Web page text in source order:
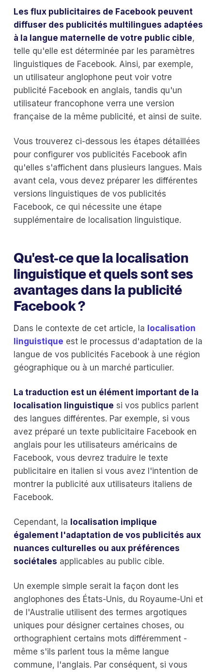
Les flux publicitaires de Facebook peuvent
diffuser des publicités multilingues adaptées
à la langue maternelle de votre public cible,
telle qu'elle est déterminée par les paramètres
linguistiques de Facebook. Ainsi, par exemple,
un utilisateur anglophone peut voir votre
publicité Facebook en anglais, tandis qu'un
utilisateur francophone verra une version
française de la même publicité, et ainsi de suite.
Vous trouverez ci-dessous les étapes détaillées
pour configurer vos publicités Facebook afin
qu'elles s'affichent dans plusieurs langues. Mais
avant cela, vous devez préparer les différentes
versions linguistiques de vos publicités
Facebook, ce qui nécessite une étape
supplémentaire de localisation linguistique.
Qu'est-ce que la localisation
linguistique et quels sont ses
avantages dans la publicité
Facebook ?
Dans le contexte de cet article, la localisation
linguistique est le processus d'adaptation de la
langue de vos publicités Facebook à une région
géographique ou à un marché particulier.
La traduction est un élément important de la
localisation linguistique si vos publics parlent
des langues différentes. Par exemple, si vous
avez préparé un texte publicitaire Facebook en
anglais pour les utilisateurs américains de
Facebook, vous devrez traduire le texte
publicitaire en italien si vous avez l'intention de
montrer la publicité aux utilisateurs italiens de
Facebook.
Cependant, la localisation implique
également l'adaptation de vos publicités aux
nuances culturelles ou aux préférences
sociétales applicables au public cible.
Un exemple simple serait la façon dont les
anglophones des États-Unis, du Royaume-Uni et
de l'Australie utilisent des termes argotiques
uniques pour désigner certaines choses, ou
orthographient certains mots différemment -
même s'ils parlent tous la même langue
commune, l'anglais. Par conséquent, si vous